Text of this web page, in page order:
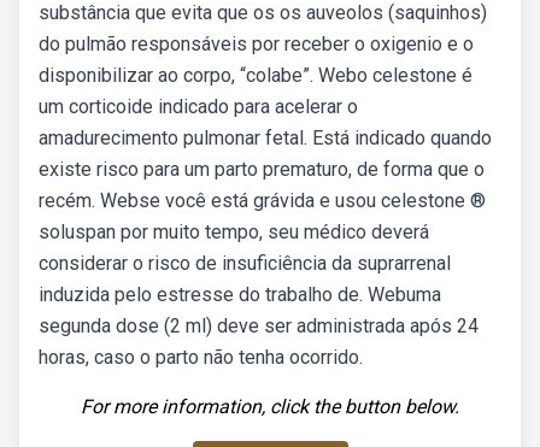
substância que evita que os os auveolos (saquinhos)
do pulmão responsáveis por receber o oxigenio e o
disponibilizar ao corpo, “colabe”. Webo celestone é
um corticoide indicado para acelerar o
amadurecimento pulmonar fetal. Está indicado quando
existe risco para um parto prematuro, de forma que o
recém. Webse você está grávida e usou celestone ®
soluspan por muito tempo, seu médico deverá
considerar o risco de insuficiência da suprarrenal
induzida pelo estresse do trabalho de. Webuma
segunda dose (2 ml) deve ser administrada após 24
horas, caso o parto não tenha ocorrido.
For more information, click the button below.